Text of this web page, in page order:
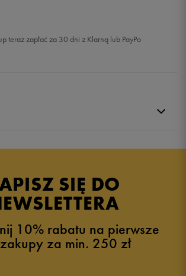
teraz zapłać za 30 dni z Klarną lub PayPo
SIĘ DO
10% rabatu na pierwsze
zakupy za min. 250 zł